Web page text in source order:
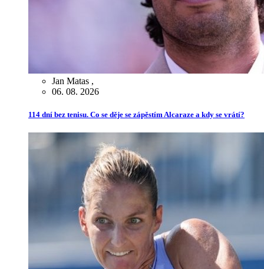
Jan Matas ,
06. 08. 2026
114 dní bez tenisu. Co se děje se zápěstím Alcaraze a kdy se vrátí?